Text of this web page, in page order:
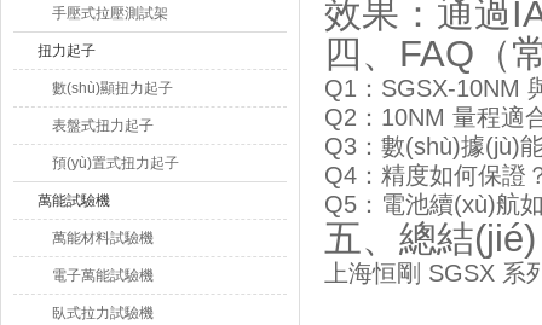
手壓式拉壓測試架
扭力起子
數(shù)顯扭力起子
表盤式扭力起子
預(yù)置式扭力起子
萬能試驗機
萬能材料試驗機
電子萬能試驗機
臥式拉力試驗機
效果：通過
四、FAQ（
Q1：SGSX-10NM
Q2：10NM 量程適
Q3：數(shù)據(jù)
Q4：精度如何保證
Q5：電池續(xù)航
五、總結(jié)
上海恒剛 SGSX